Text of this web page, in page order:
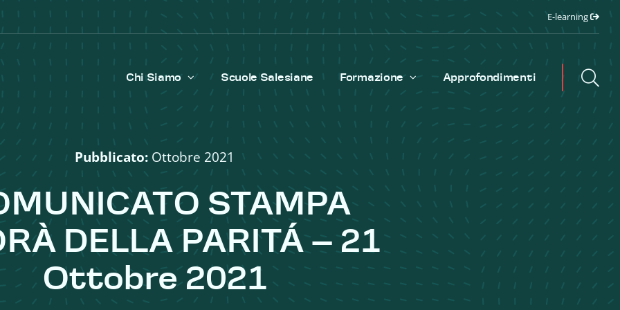
E-learning
Chi Siamo Scuole Salesiane Formazione Approfondimenti
Pubblicato: Ottobre 2021
STAMPA
DELLA PARITÁ – 21
Ottobre 2021